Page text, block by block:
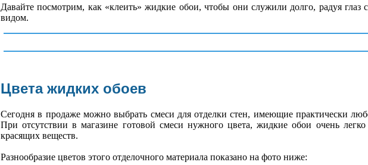
Давайте посмотрим, как «клеить» жидкие обои, чтобы они служили долго, радуя
видом.
Цвета жидких обоев
Сегодня в продаже можно выбрать смеси для отделки стен, имеющие практически
При отсутствии в магазине готовой смеси нужного цвета, жидкие обои очень легко
красящих веществ.
Разнообразие цветов этого отделочного материала показано на фото ниже: